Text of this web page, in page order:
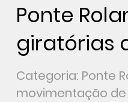
Ponte
giratórias
Categoria: Ponte
movimentação